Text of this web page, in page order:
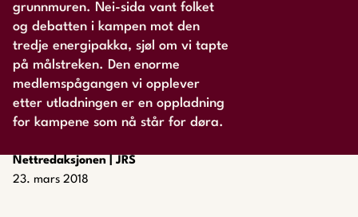
Nettredaksjonen | JRS
23. mars 2018
grunnmuren. Nei-sida vant folket
og debatten i kampen mot den
tredje energipakka, sjøl om vi tapte
på målstreken. Den enorme
medlemspågangen vi opplever
etter utladningen er en oppladning
for kampene som nå står for døra.